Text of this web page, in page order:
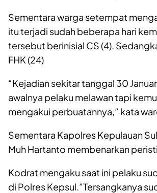
Sementara warga setempat
itu terjadi sudah beberapa hari
tersebut berinisial CS (4).
FHK (24)
“Kejadian sekitar tanggal 30
awalnya pelaku melawan tapi
mengakui perbuatannya,” kata
Sementara Kapolres Kepulauan
Muh Hartanto membenarkan
Kodrat mengaku saat ini pelaku
di Polres Kepsul.”Tersangkanya